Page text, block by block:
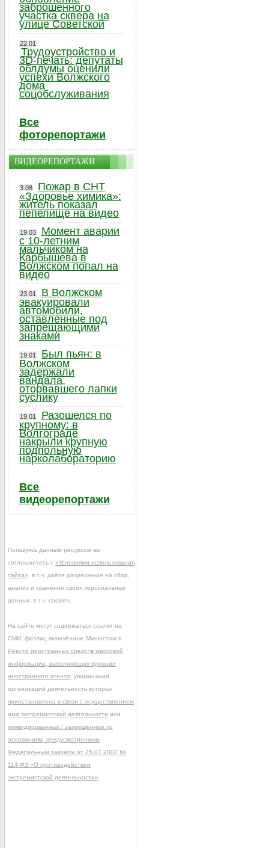
заброшенного
участка сквера на
улице Советской
22.01
Трудоустройство и
3D-печать: депутаты
облдумы оценили
успехи Волжского
дома
соцобслуживания
Все
фоторепортажи
ВИДЕОРЕПОРТАЖИ
3.08
Пожар в СНТ
«Здоровье химика»:
житель показал
пепелище на видео
19.03
Момент аварии
с 10-летним
мальчиком на
Карбышева в
Волжском попал на
видео
23.01
В Волжском
эвакуировали
автомобили,
оставленные под
запрещающими
знаками
19.01
Был пьян: в
Волжском
задержали
вандала,
оторвавшего лапки
суслику
19.01
Разошелся по
крупному: в
Волгограде
накрыли крупную
подпольную
нарколабораторию
Все
видеорепортажи
Пользуясь данным ресурсом вы
соглашаетесь с «Условиями использования
сайта» , в т.ч. даёте разрешение на сбор,
анализ и хранение своих персональных
данных, в т.ч. cookies.
На сайте могут содержаться ссылки на
СМИ, физлиц включённые Минюстом в
Реестр иностранных средств массовой
информации, выполняющих функции
иностранного агента , упоминания
организаций деятельность которых
приостановлена в связи с осуществлением
ими экстремистской деятельности или
ликвидированных / запрещённых по
основаниям, предусмотренным
Федеральным законом от 25.07.2002 №
114-ФЗ «О противодействии
экстремистской деятельности»